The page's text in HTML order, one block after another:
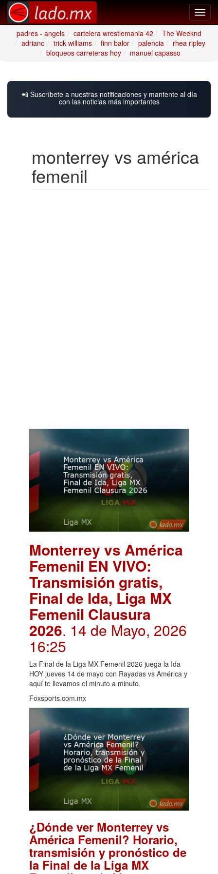
padres - angels
cartelera wrestlemania 42
The Weeknd
adriano
trick williams finn balor palencia
rhea ripley
bloqueos carreteras hoy
manuel capasso
📲 Suscríbete a nuestras notificaciones y mantente al día
con las noticias más importantes
monterrey vs américa
femenil
Monterrey vs América
Femenil EN VIVO:
Transmisión gratis,
Final de Ida, Liga MX
Femenil Clausura
2026. 14 de Mayo, 2026
16:25
La Final de la Liga MX Femenil 2026 juega la Ida
HOY jueves 14 de mayo con Rayadas vs América y
aquí te llevamos el minuto a minuto.
Foxsports.com.mx
¿Dónde ver Monterrey vs
América Femenil? Horario,
transmisión y pronóstico de
la Final de la Liga MX